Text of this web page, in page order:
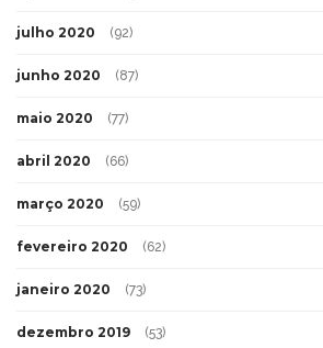
julho 2020 (92)
junho 2020 (87)
maio 2020 (77)
abril 2020 (66)
março 2020 (59)
fevereiro 2020 (62)
janeiro 2020 (73)
dezembro 2019 (53)